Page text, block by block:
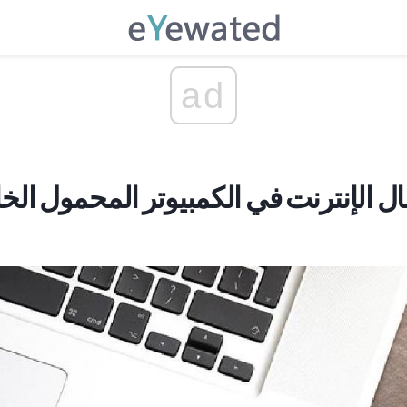
ad
الإنترنت في الكمبيوتر المحمول